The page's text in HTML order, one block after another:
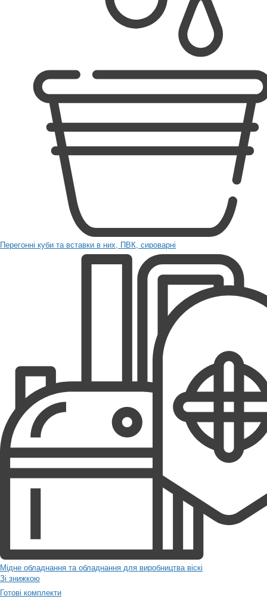
Перегонні куби та вставки в них, ПВК, сироварні
Мідне обладнання та обладнання для виробництва віскі
Зі знижкою
Готові комплекти